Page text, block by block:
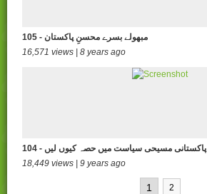
105 - مبھولے بسرے محسنِ پاکستان
16,571 views | 8 years ago
104 - پاکستانی مسیحی سیاست میں حصہ کیوں لیں
18,449 views | 9 years ago
1 2